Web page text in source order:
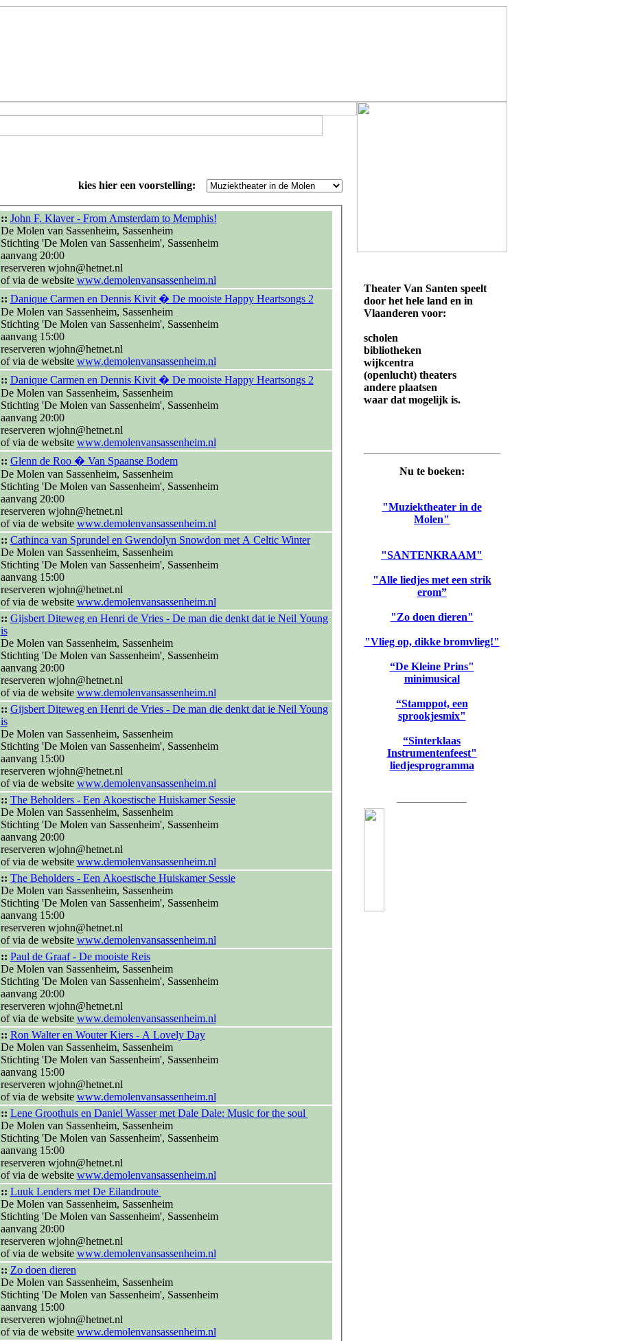
Theater Van Santen speelt
door het hele land en in
Vlaanderen voor:
scholen
bibliotheken
wijkcentra
(openlucht) theaters
andere plaatsen
waar dat mogelijk is.
Nu te boeken:
"Muziektheater in de
Molen"
"SANTENKRAAM"
"Alle liedjes met een strik
erom”
"Zo doen dieren"
"Vlieg op, dikke bromvlieg!"
“De Kleine Prins"
minimusical
“Stamppot, een
sprookjesmix"
“Sinterklaas
Instrumentenfeest"
liedjesprogramma
kies hier een voorstelling:
:: John F. Klaver - From Amsterdam to Memphis!
De Molen van Sassenheim, Sassenheim
Stichting 'De Molen van Sassenheim', Sassenheim
aanvang 20:00
reserveren wjohn@hetnet.nl
of via de website www.demolenvansassenheim.nl
:: Danique Carmen en Dennis Kivit � De mooiste Happy Heartsongs 2
De Molen van Sassenheim, Sassenheim
Stichting 'De Molen van Sassenheim', Sassenheim
aanvang 15:00
reserveren wjohn@hetnet.nl
of via de website www.demolenvansassenheim.nl
:: Danique Carmen en Dennis Kivit � De mooiste Happy Heartsongs 2
De Molen van Sassenheim, Sassenheim
Stichting 'De Molen van Sassenheim', Sassenheim
aanvang 20:00
reserveren wjohn@hetnet.nl
of via de website www.demolenvansassenheim.nl
:: Glenn de Roo � Van Spaanse Bodem
De Molen van Sassenheim, Sassenheim
Stichting 'De Molen van Sassenheim', Sassenheim
aanvang 20:00
reserveren wjohn@hetnet.nl
of via de website www.demolenvansassenheim.nl
:: Cathinca van Sprundel en Gwendolyn Snowdon met A Celtic Winter
De Molen van Sassenheim, Sassenheim
Stichting 'De Molen van Sassenheim', Sassenheim
aanvang 15:00
reserveren wjohn@hetnet.nl
of via de website www.demolenvansassenheim.nl
:: Gijsbert Diteweg en Henri de Vries - De man die denkt dat ie Neil Young
is
De Molen van Sassenheim, Sassenheim
Stichting 'De Molen van Sassenheim', Sassenheim
aanvang 20:00
reserveren wjohn@hetnet.nl
of via de website www.demolenvansassenheim.nl
:: Gijsbert Diteweg en Henri de Vries - De man die denkt dat ie Neil Young
is
De Molen van Sassenheim, Sassenheim
Stichting 'De Molen van Sassenheim', Sassenheim
aanvang 15:00
reserveren wjohn@hetnet.nl
of via de website www.demolenvansassenheim.nl
:: The Beholders - Een Akoestische Huiskamer Sessie
De Molen van Sassenheim, Sassenheim
Stichting 'De Molen van Sassenheim', Sassenheim
aanvang 20:00
reserveren wjohn@hetnet.nl
of via de website www.demolenvansassenheim.nl
:: The Beholders - Een Akoestische Huiskamer Sessie
De Molen van Sassenheim, Sassenheim
Stichting 'De Molen van Sassenheim', Sassenheim
aanvang 15:00
reserveren wjohn@hetnet.nl
of via de website www.demolenvansassenheim.nl
:: Paul de Graaf - De mooiste Reis
De Molen van Sassenheim, Sassenheim
Stichting 'De Molen van Sassenheim', Sassenheim
aanvang 20:00
reserveren wjohn@hetnet.nl
of via de website www.demolenvansassenheim.nl
:: Ron Walter en Wouter Kiers - A Lovely Day
De Molen van Sassenheim, Sassenheim
Stichting 'De Molen van Sassenheim', Sassenheim
aanvang 15:00
reserveren wjohn@hetnet.nl
of via de website www.demolenvansassenheim.nl
:: Lene Groothuis en Daniel Wasser met Dale Dale: Music for the soul
De Molen van Sassenheim, Sassenheim
Stichting 'De Molen van Sassenheim', Sassenheim
aanvang 15:00
reserveren wjohn@hetnet.nl
of via de website www.demolenvansassenheim.nl
:: Luuk Lenders met De Eilandroute
De Molen van Sassenheim, Sassenheim
Stichting 'De Molen van Sassenheim', Sassenheim
aanvang 20:00
reserveren wjohn@hetnet.nl
of via de website www.demolenvansassenheim.nl
:: Zo doen dieren
De Molen van Sassenheim, Sassenheim
Stichting 'De Molen van Sassenheim', Sassenheim
aanvang 15:00
reserveren wjohn@hetnet.nl
of via de website www.demolenvansassenheim.nl